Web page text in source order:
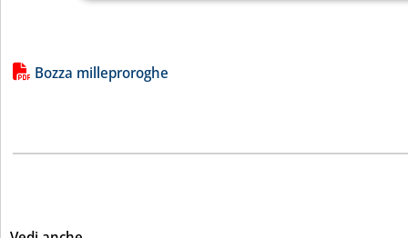
Lista allegati PDF alla notizia
Bozza milleproroghe